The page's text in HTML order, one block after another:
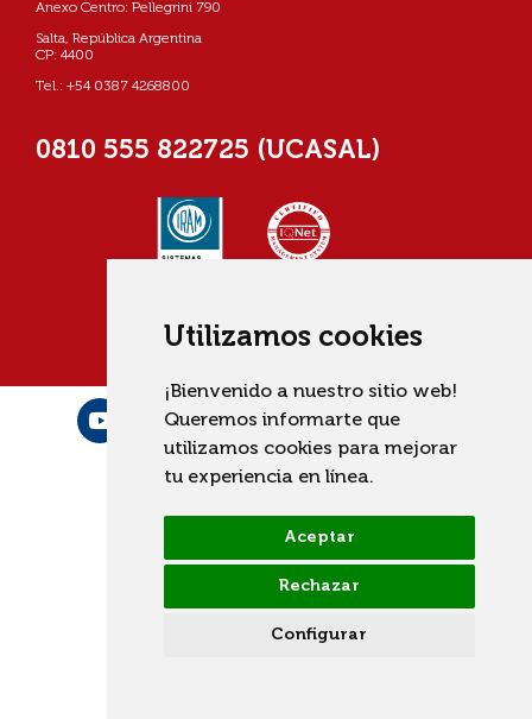
Utilizamos cookies
¡Bienvenido a nuestro sitio web!
Queremos informarte que
utilizamos cookies para mejorar
tu experiencia en línea.
Aceptar
Rechazar
Configurar
Anexo Centro: Pellegrini 790
Salta, República Argentina
CP: 4400
Tel.: +54 0387 4268800
0810 555 822725 (UCASAL)